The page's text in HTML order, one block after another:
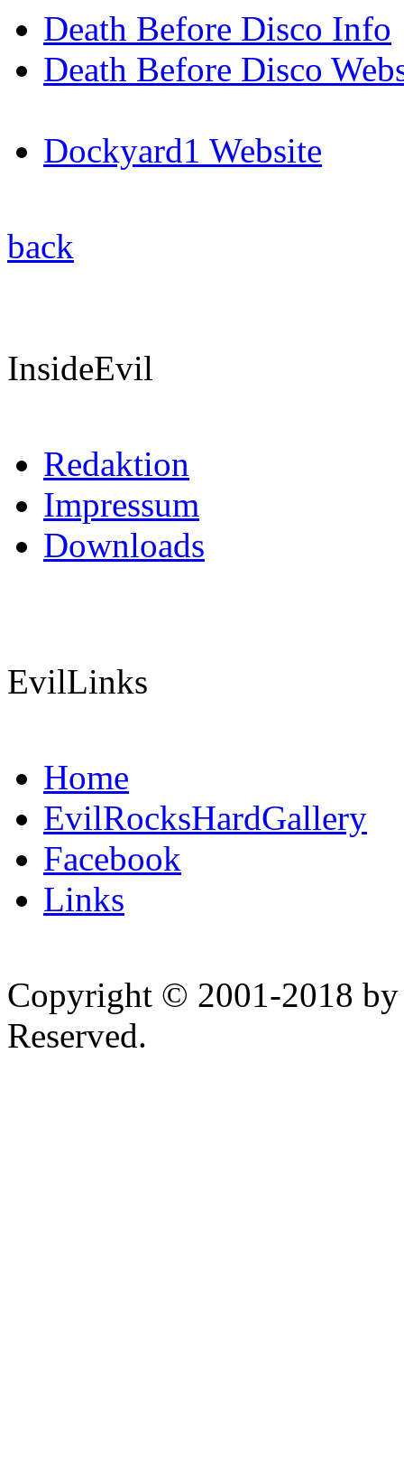
Death Before Disco Info
Death Before Disco
Dockyard1 Website
back
InsideEvil
Redaktion
Impressum
Downloads
EvilLinks
Home
EvilRocksHardGallery
Facebook
Links
Copyright © 2001-2018
Reserved.